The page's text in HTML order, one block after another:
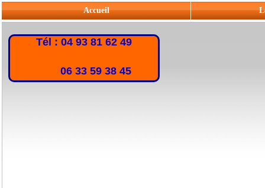
Accueil
Tél : 04 93 81 62 49
06 33 59 38 45